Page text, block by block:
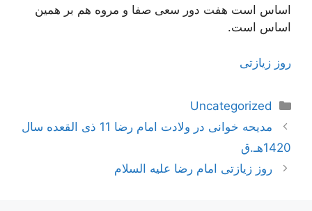
اساس است هفت دور سعی صفا و مروه هم بر همین
اساس است.
روز زیازتی
دسته‌ها
Uncategorized
ناوبری
نوشته‌ها
مدیحه خوانی در ولادت امام رضا 11 ذی القعده سال
1420هـ.ق
روز زیازتی امام رضا علیه السلام